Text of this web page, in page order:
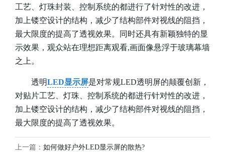
工艺、灯珠封装、控制系统的都进行了针对性的改进，
加上镂空设计的结构，减少了结构部件对视线的阻挡，
最大限度的提高了透视效果。同时还具有新颖独特的显
示效果，观众站在理想距离观看,画面像悬浮于玻璃幕墙
之上。
透明LED显示屏是对常规LED透明屏的颠覆创新，
对贴片工艺、灯珠、控制系统的都进行针对性的改进，
加上镂空设计的结构，减少了结构部件对视线的阻挡，
最大限度的提高了透视效果。
上一篇： 如何做好户外LED显示屏的散热?